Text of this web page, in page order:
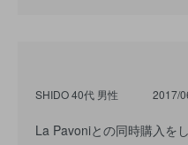
SHIDO 40代 男性 2017/
La Pavoniとの同時購入をし